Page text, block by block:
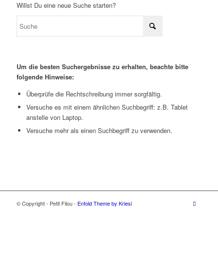
Willst Du eine neue Suche starten?
Um die besten Suchergebnisse zu erhalten, beachte bitte
folgende Hinweise:
Überprüfe die Rechtschreibung immer sorgfältig.
Versuche es mit einem ähnlichen Suchbegriff: z.B. Tablet
anstelle von Laptop.
Versuche mehr als einen Suchbegriff zu verwenden.
© Copyright - Petit Filou - Enfold Theme by Kriesi